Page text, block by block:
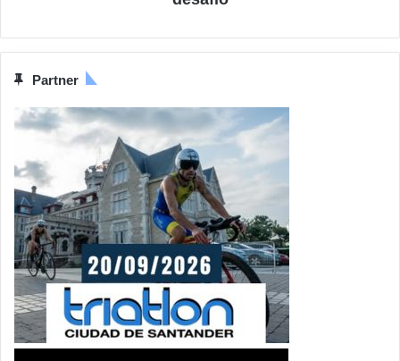
Partner